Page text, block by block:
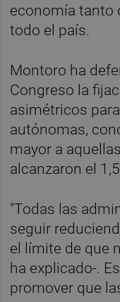
economía tanto
todo el país.
Montoro ha
Congreso la
asimétricos
autónomas,
mayor a
alcanzaron el
"Todas las
seguir
el límite de que
ha explicado-.
promover que